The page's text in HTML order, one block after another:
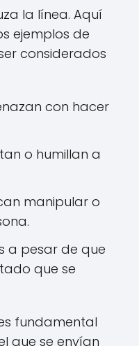
la línea. Aquí
ejemplos de
considerados
con hacer
o humillan a
manipular o
a pesar de que
que se
fundamental
que se envían